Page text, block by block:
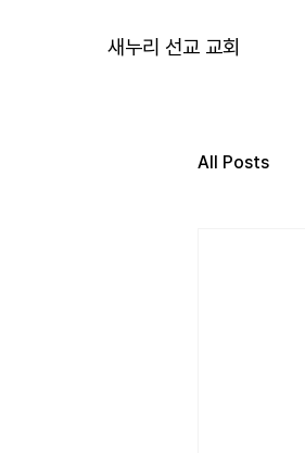
새누리 선교 교회
All Posts